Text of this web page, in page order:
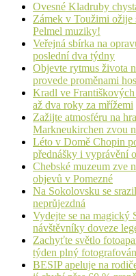
Ovesné Kladruby
Zámek v Toužimi
Pelmel muziky!
Veřejná sbírka na
poslední dva týdny
Objevte rytmus života
provede proměnami
Kradl ve
až dva roky za mřížemi
Zažijte atmosféru na
Markneukirchen zvou
Léto v Domě Chopin
přednášky i vyprávění
Chebské muzeum zve
objevů v Pomezné
Na Sokolovsku se
neprůjezdná
Vydejte se na magický
návštěvníky doveze
Zachyťte světlo
týden plný
BESIP apeluje na